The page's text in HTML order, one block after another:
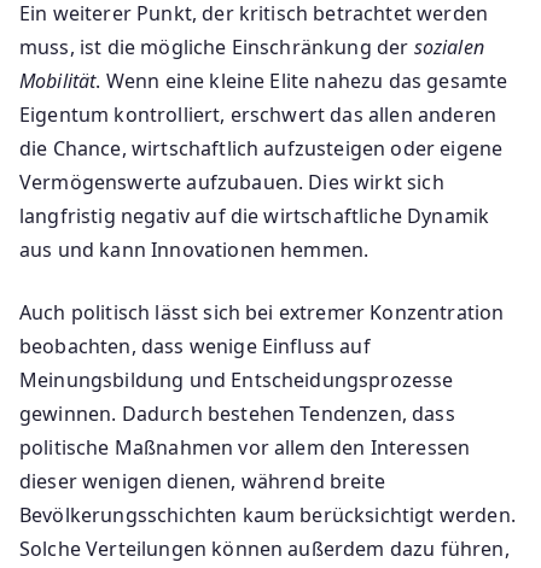
Ein weiterer Punkt, der kritisch betrachtet werden
muss, ist die mögliche Einschränkung der sozialen
Mobilität. Wenn eine kleine Elite nahezu das gesamte
Eigentum kontrolliert, erschwert das allen anderen
die Chance, wirtschaftlich aufzusteigen oder eigene
Vermögenswerte aufzubauen. Dies wirkt sich
langfristig negativ auf die wirtschaftliche Dynamik
aus und kann Innovationen hemmen.
Auch politisch lässt sich bei extremer Konzentration
beobachten, dass wenige Einfluss auf
Meinungsbildung und Entscheidungsprozesse
gewinnen. Dadurch bestehen Tendenzen, dass
politische Maßnahmen vor allem den Interessen
dieser wenigen dienen, während breite
Bevölkerungsschichten kaum berücksichtigt werden.
Solche Verteilungen können außerdem dazu führen,